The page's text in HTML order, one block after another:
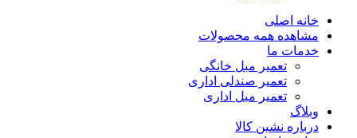
خانه اصلی
مشاهده همه محصولات
خدمات ما
تعمیر مبل خانگی
تعمیر صندلی اداری
تعمیر مبل اداری
وبلاگ
درباره نشین کالا